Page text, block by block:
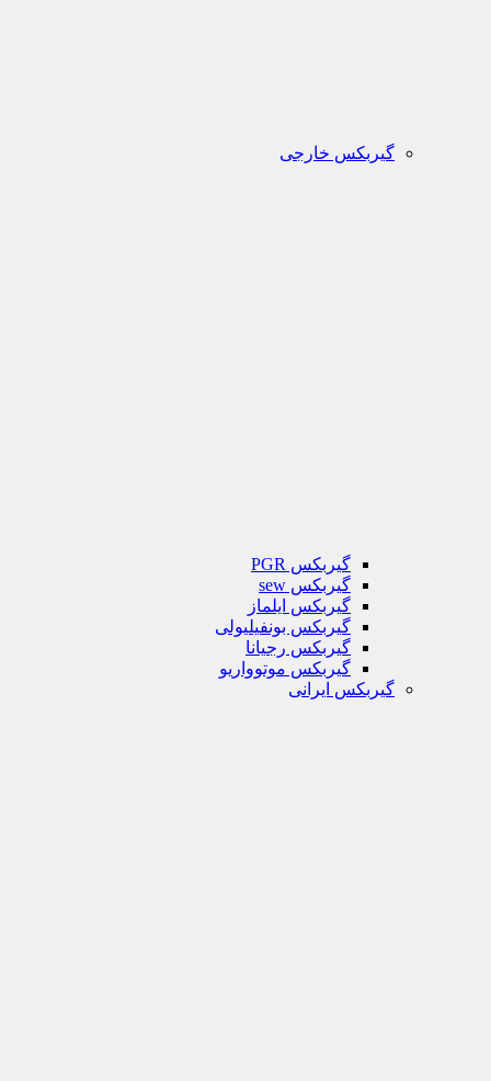
گیربکس خارجی
گیربکس PGR
گیربکس sew
گیربکس ایلماز
گیربکس بونفیلیولی
گیربکس رجیانا
گیربکس موتوواریو
گیربکس ایرانی